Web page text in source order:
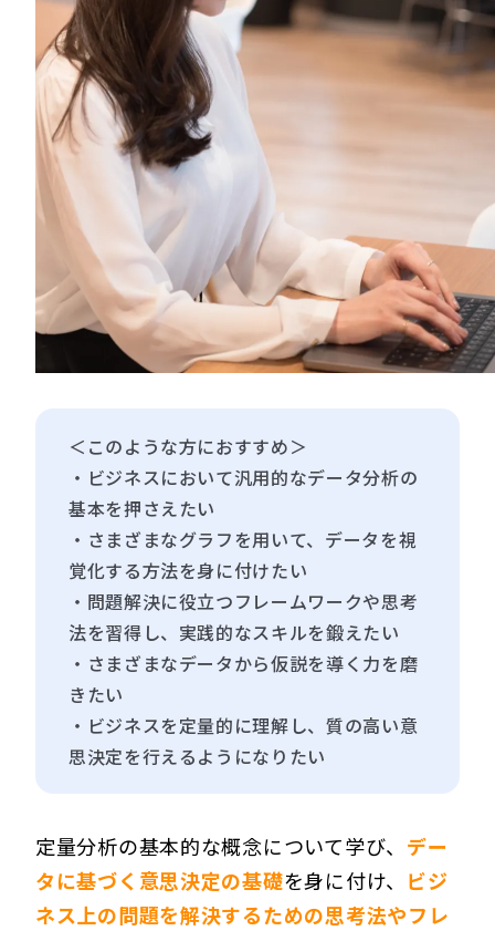
＜このような方におすすめ＞
・ビジネスにおいて汎用的なデータ分析の
基本を押さえたい
・さまざまなグラフを用いて、データを視
覚化する方法を身に付けたい
・問題解決に役立つフレームワークや思考
法を習得し、実践的なスキルを鍛えたい
・さまざまなデータから仮説を導く力を磨
きたい
・ビジネスを定量的に理解し、質の高い意
思決定を行えるようになりたい
定量分析の基本的な概念について学び、 デー
タに基づく意思決定の基礎を身に付け、 ビジ
ネス上の問題を解決するための思考法やフレ